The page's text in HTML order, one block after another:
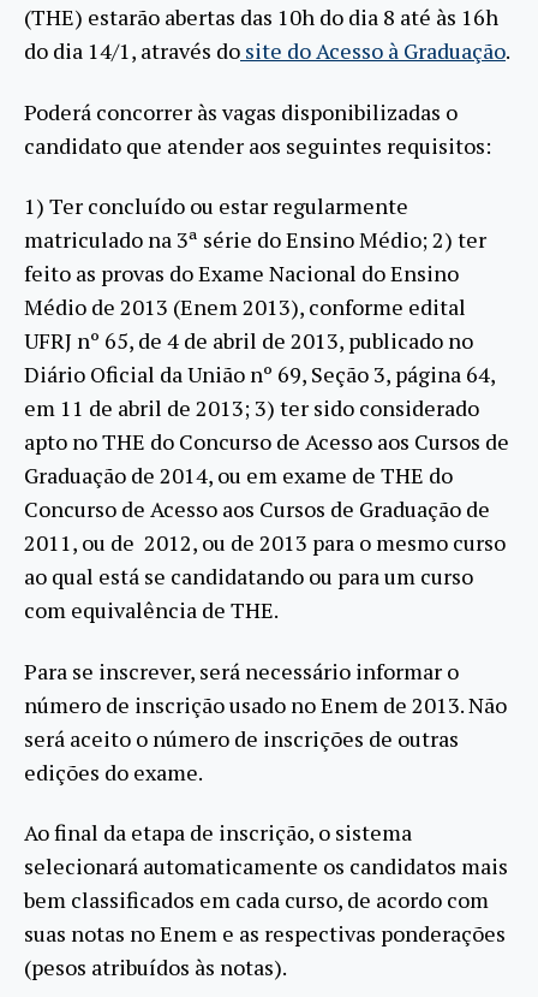
(THE) estarão abertas das 10h do dia 8 até às 16h
do dia 14/1, através do site do Acesso à Graduação.
Poderá concorrer às vagas disponibilizadas o
candidato que atender aos seguintes requisitos:
1) Ter concluído ou estar regularmente
matriculado na 3ª série do Ensino Médio; 2) ter
feito as provas do Exame Nacional do Ensino
Médio de 2013 (Enem 2013), conforme edital
UFRJ nº 65, de 4 de abril de 2013, publicado no
Diário Oficial da União nº 69, Seção 3, página 64,
em 11 de abril de 2013; 3) ter sido considerado
apto no THE do Concurso de Acesso aos Cursos de
Graduação de 2014, ou em exame de THE do
Concurso de Acesso aos Cursos de Graduação de
2011, ou de 2012, ou de 2013 para o mesmo curso
ao qual está se candidatando ou para um curso
com equivalência de THE.
Para se inscrever, será necessário informar o
número de inscrição usado no Enem de 2013. Não
será aceito o número de inscrições de outras
edições do exame.
Ao final da etapa de inscrição, o sistema
selecionará automaticamente os candidatos mais
bem classificados em cada curso, de acordo com
suas notas no Enem e as respectivas ponderações
(pesos atribuídos às notas).